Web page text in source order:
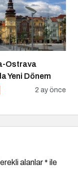
Ostrava
Yeni Dönem
2 ay önce
alanlar* ile